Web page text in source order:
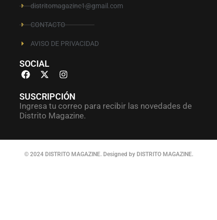
distritomagazine1@gmail.com
CONTACTO
AVISO DE PRIVACIDAD
SOCIAL
SUSCRIPCIÓN
Ingresa tu correo para recibir las novedades de
Distrito Magazine.
© 2024 DISTRITO MAGAZINE. Designed by DISTRITO MAGAZINE.